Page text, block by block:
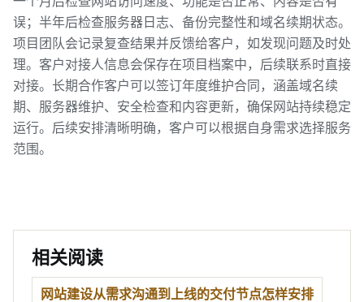
误；半年后检查服务器日志、备份完整性和域名续期状态。
项目团队会记录复查结果并反馈给客户，如发现问题及时处
理。客户对接人信息会保存在项目档案中，后续联系时直接
对接。长期合作客户可以签订年度维护合同，涵盖域名续
期、服务器维护、安全检查和内容更新，确保网站持续稳定
运行。后续安排清晰明确，客户可以根据自身需求选择服务
范围。
相关阅读
网站建设从需求沟通到上线的交付节点怎样安排